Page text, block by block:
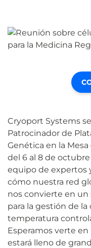
Cryoport Systems
Patrocinador de
Genética en la
del 6 al 8 de
equipo de expertos
cómo nuestra red
nos convierte en un
para la gestión de
temperatura
Esperamos verte
estará lleno de